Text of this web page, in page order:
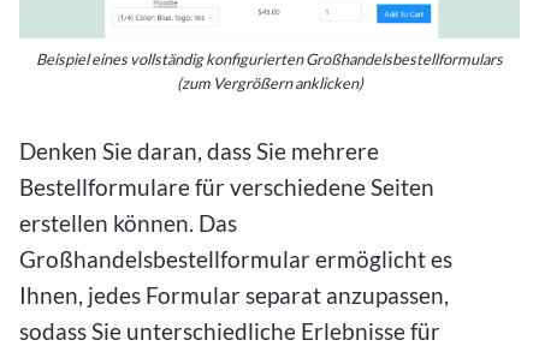
Beispiel eines vollständig konfigurierten Großhandelsbestellformulars
(zum Vergrößern anklicken)
Denken Sie daran, dass Sie mehrere
Bestellformulare für verschiedene Seiten
erstellen können. Das
Großhandelsbestellformular ermöglicht es
Ihnen, jedes Formular separat anzupassen,
sodass Sie unterschiedliche Erlebnisse für